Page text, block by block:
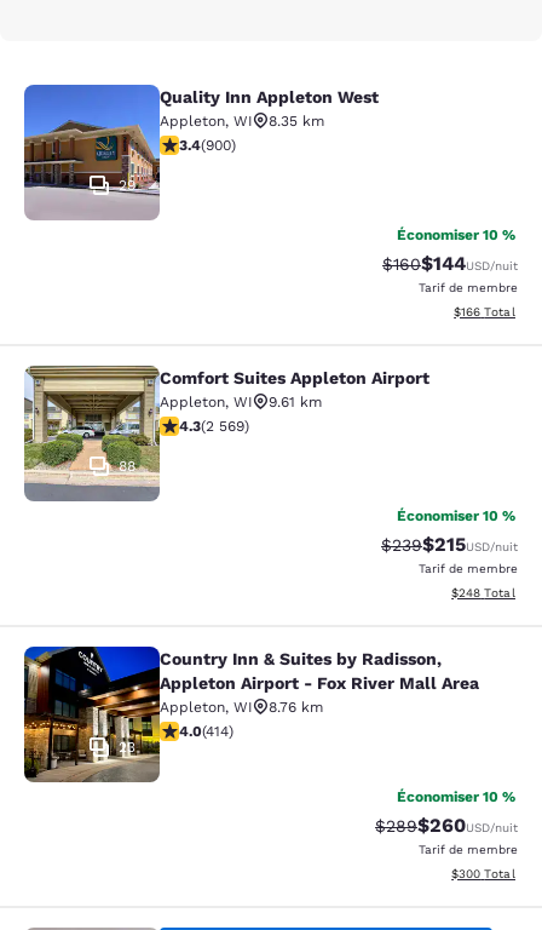
Quality Inn Appleton West
29
Quality Inn Appleton West
Appleton, WI
8.35 km
3.41 étoiles. Bien. 900 commentaires
3.4(900)
Économiser 10 %
Tarif barré :
$160Tarif réduit :
$144USD/nuit
Tarif de membre
Afficher les
$166 Total
Comfort Suites Appleton Airport
88
Comfort Suites Appleton Airport
Appleton, WI
9.61 km
4.25 étoiles. Excellent. 2569 commentaires
4.3(2 569)
Économiser 10 %
Tarif barré :
$239Tarif réduit :
$215USD/nuit
Tarif de membre
Afficher les
$248 Total
Country Inn & Suites by Radisson,
23
Country Inn & Suites by Radisson,
Appleton Airport - Fox River Mall Area
Appleton, WI
8.76 km
3.96 étoiles. Bien. 414 commentaires
4.0(414)
Économiser 10 %
Tarif barré :
$289Tarif réduit :
$260USD/nuit
Tarif de membre
Afficher les
$300 Total